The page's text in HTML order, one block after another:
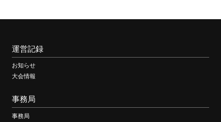
運営記録
お知らせ
大会情報
事務局
事務局